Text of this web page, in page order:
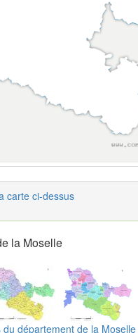
carte ci-dessus
la Moselle
département de la